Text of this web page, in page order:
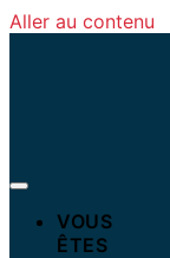
Aller au contenu
VOUS
ÊTES